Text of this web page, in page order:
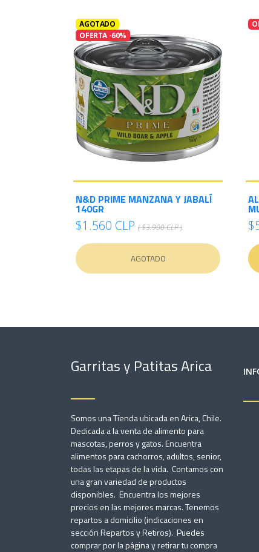
AGOTADO
OFERTA -60%
N&D PRIME MANZANA Y JABALÍ
140GR
$1.560 CLP ( $3.900 CLP )
AGOTADO
Garritas y Patitas Arica
Somos una Tienda ubicada en Arica, Chile.
Dedicada a la venta de alimento para
mascotas, perros y gatos. Encuentra
alimentos para cachorros, adultos, senior,
todas las etapas de la vida. Contamos con
una gran variedad de productos
disponibles. Encuentra los mejores
precios en las mejores marcas. Tenemos
repartos a domicilio (indicaciones en
sección Repartos y Retiros). Puedes
comprar por la página y retirar tu compra